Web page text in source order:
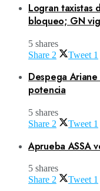
Logran taxistas
bloqueo; GN
5 shares
Share 2 Tweet 1
Despega
potencia
5 shares
Share 2 Tweet 1
Aprueba ASSA
5 shares
Share 2 Tweet 1